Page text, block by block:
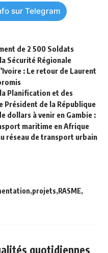
sur Telegram
de 2 500 Soldats
Sécurité Régionale
: Le retour de Laurent
Planification et des
Président de la République
dollars à venir en Gambie :
maritime en Afrique
réseau de transport urbain
projets RASME
quotidiennes